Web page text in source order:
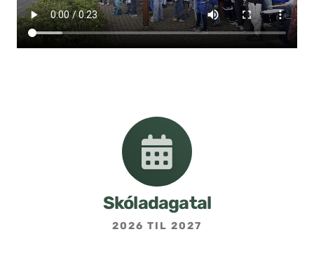
Skóladagatal
2026 TIL 2027
Foreldrafélag
Samstarf heimilis og skóla
Áætlanir og stefnur